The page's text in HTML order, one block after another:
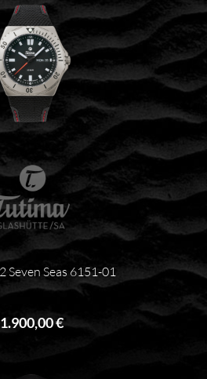
Seven Seas 6151-01
1.900,00 €